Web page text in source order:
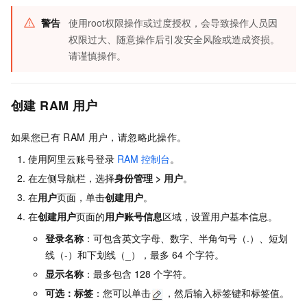
警告 使用root权限操作或过度授权，会导致操作人员因
权限过大、随意操作后引发安全风险或造成资损。
请谨慎操作。
创建 RAM 用户
如果您已有 RAM 用户，请忽略此操作。
使用阿里云账号登录 RAM 控制台。
在左侧导航栏，选择身份管理 > 用户。
在用户页面，单击创建用户。
在创建用户页面的用户账号信息区域，设置用户基本信息。
登录名称 ：可包含英文字母、数字、半角句号（.）、短划
线（-）和下划线（_），最多 64 个字符。
显示名称 ：最多包含 128 个字符。
可选： 标签 ：您可以单击
，然后输入标签键和标签值。